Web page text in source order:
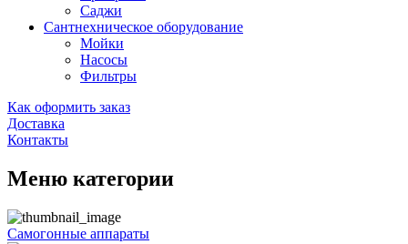
Саджи
Сантнехническое оборудование
Мойки
Насосы
Фильтры
Как оформить заказ
Доставка
Контакты
Меню категории
Самогонные аппараты